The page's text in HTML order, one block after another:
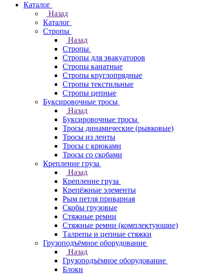
Каталог
Назад
Каталог
Стропы
Назад
Стропы
Стропы для эвакуаторов
Стропы канатные
Стропы круглопрядные
Стропы текстильные
Стропы цепные
Буксировочные тросы
Назад
Буксировочные тросы
Тросы динамические (рывковые)
Тросы из ленты
Тросы с крюками
Тросы со скобами
Крепление груза
Назад
Крепление груза
Крепёжные элементы
Рым петля приварная
Скобы грузовые
Стяжные ремни
Стяжные ремни (комплектующие)
Талрепы и цепные стяжки
Грузоподъёмное оборудование
Назад
Грузоподъёмное оборудование
Блоки